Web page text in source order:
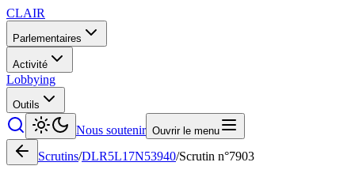
CLAIR
Parlementaires
Activité
Lobbying
Outils
Nous soutenir Ouvrir le menu
Scrutins/DLR5L17N53940/Scrutin n°7903